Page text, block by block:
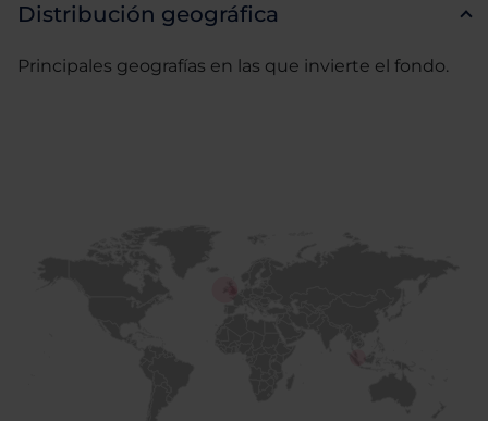
Distribución geográfica
Principales geografías en las que invierte el fondo.